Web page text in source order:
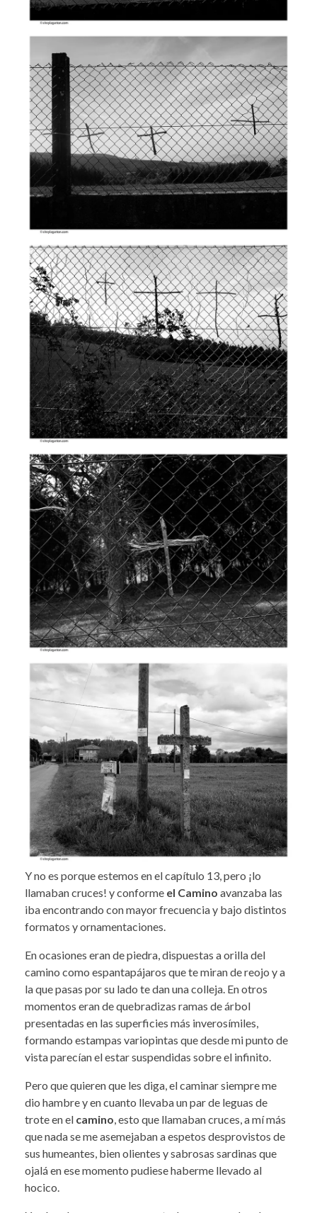
Y no es porque estemos en el capítulo 13, pero ¡lo
llamaban cruces! y conforme el Camino avanzaba las
iba encontrando con mayor frecuencia y bajo distintos
formatos y ornamentaciones.
En ocasiones eran de piedra, dispuestas a orilla del
camino como espantapájaros que te miran de reojo y a
la que pasas por su lado te dan una colleja. En otros
momentos eran de quebradizas ramas de árbol
presentadas en las superficies más inverosímiles,
formando estampas variopintas que desde mi punto de
vista parecían el estar suspendidas sobre el infinito.
Pero que quieren que les diga, el caminar siempre me
dio hambre y en cuanto llevaba un par de leguas de
trote en el camino, esto que llamaban cruces, a mí más
que nada se me asemejaban a espetos desprovistos de
sus humeantes, bien olientes y sabrosas sardinas que
ojalá en ese momento pudiese haberme llevado al
hocico.